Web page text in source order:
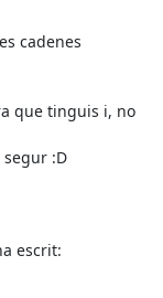
cadenes
que tinguis i, no
:D
escrit: